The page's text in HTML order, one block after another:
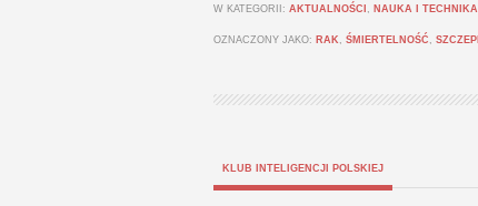
W KATEGORII: AKTUALNOŚCI , NAUKA I TECHNIKA
OZNACZONY JAKO: RAK , ŚMIERTELNOŚĆ ,
KLUB INTELIGENCJI POLSKIEJ